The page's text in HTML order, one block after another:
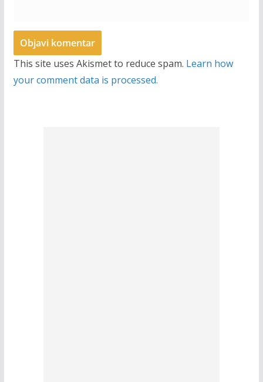
This site uses Akismet to reduce spam. Learn how
your comment data is processed.